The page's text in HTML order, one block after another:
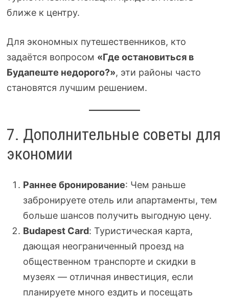
ближе к центру.
Для экономных путешественников, кто
задаётся вопросом «Где остановиться в
Будапеште недорого?», эти районы часто
становятся лучшим решением.
7. Дополнительные советы для
экономии
Раннее бронирование: Чем раньше
забронируете отель или апартаменты, тем
больше шансов получить выгодную цену.
Budapest Card: Туристическая карта,
дающая неограниченный проезд на
общественном транспорте и скидки в
музеях — отличная инвестиция, если
планируете много ездить и посещать